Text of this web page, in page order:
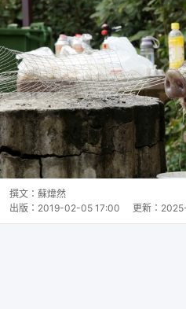
撰文： 蘇煒然
出版： 2019-02-05 17:00 更新：